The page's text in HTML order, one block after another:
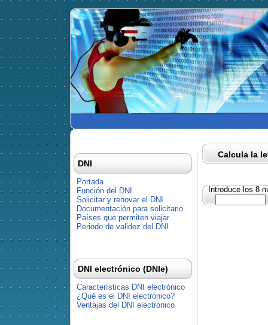
Calcula la
Introduce los 8
DNI
Portada
Función del DNI
Solicitar y renovar el DNI
Documentación para solicitarlo
Países que permiten viajar
Periodo de validez del DNI
DNI electrónico (DNIe)
Características DNI electrónico
¿Qué es el DNI electrónico?
Ventajas del DNI electrónico